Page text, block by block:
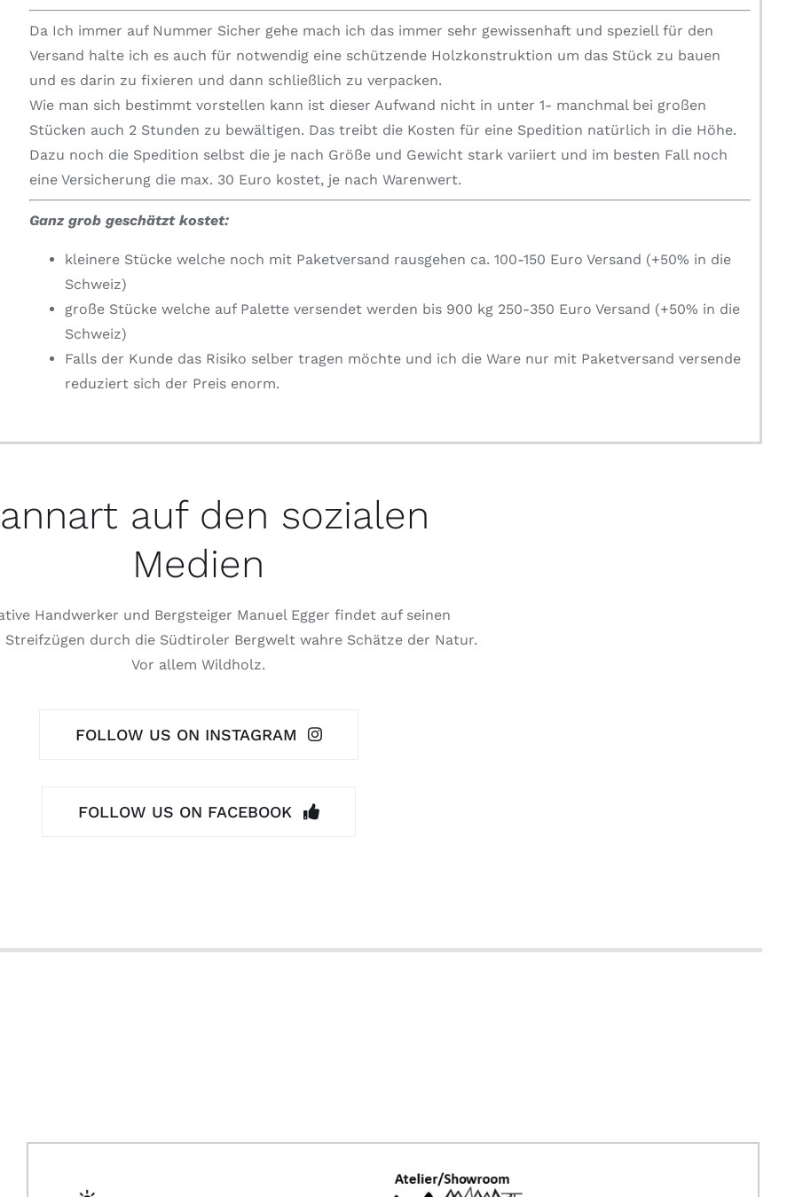
Da Ich immer auf Nummer Sicher gehe mach ich das immer sehr gewissenhaft und speziell für den
Versand halte ich es auch für notwendig eine schützende Holzkonstruktion um das Stück zu bauen
und es darin zu fixieren und dann schließlich zu verpacken.
Wie man sich bestimmt vorstellen kann ist dieser Aufwand nicht in unter 1- manchmal bei großen
Stücken auch 2 Stunden zu bewältigen. Das treibt die Kosten für eine Spedition natürlich in die Höhe.
Dazu noch die Spedition selbst die je nach Größe und Gewicht stark variiert und im besten Fall noch
eine Versicherung die max. 30 Euro kostet, je nach Warenwert.
Ganz grob geschätzt kostet:
kleinere Stücke welche noch mit Paketversand rausgehen ca. 100-150 Euro Versand (+50% in die
Schweiz)
große Stücke welche auf Palette versendet werden bis 900 kg 250-350 Euro Versand (+50% in die
Schweiz)
Falls der Kunde das Risiko selber tragen möchte und ich die Ware nur mit Paketversand versende
reduziert sich der Preis enorm.
auf den sozialen
Medien
Handwerker und Bergsteiger Manuel Egger findet auf seinen
Streifzügen durch die Südtiroler Bergwelt wahre Schätze der Natur.
Vor allem Wildholz.
FOLLOW US ON INSTAGRAM
FOLLOW US ON FACEBOOK